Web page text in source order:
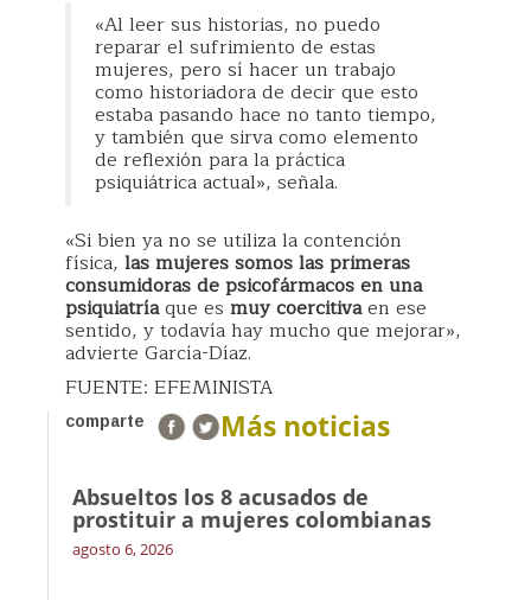
«Al leer sus historias, no puedo
reparar el sufrimiento de estas
mujeres, pero sí hacer un trabajo
como historiadora de decir que esto
estaba pasando hace no tanto tiempo,
y también que sirva como elemento
de reflexión para la práctica
psiquiátrica actual», señala.
«Si bien ya no se utiliza la contención
física, las mujeres somos las primeras
consumidoras de psicofármacos en una
psiquiatríaque es muy coercitivaen ese
sentido, y todavía hay mucho que mejorar»,
advierte García-Díaz.
FUENTE: EFEMINISTA
comparte Más noticias
Absueltos los 8 acusados de
prostituir a mujeres colombianas
agosto 6, 2026